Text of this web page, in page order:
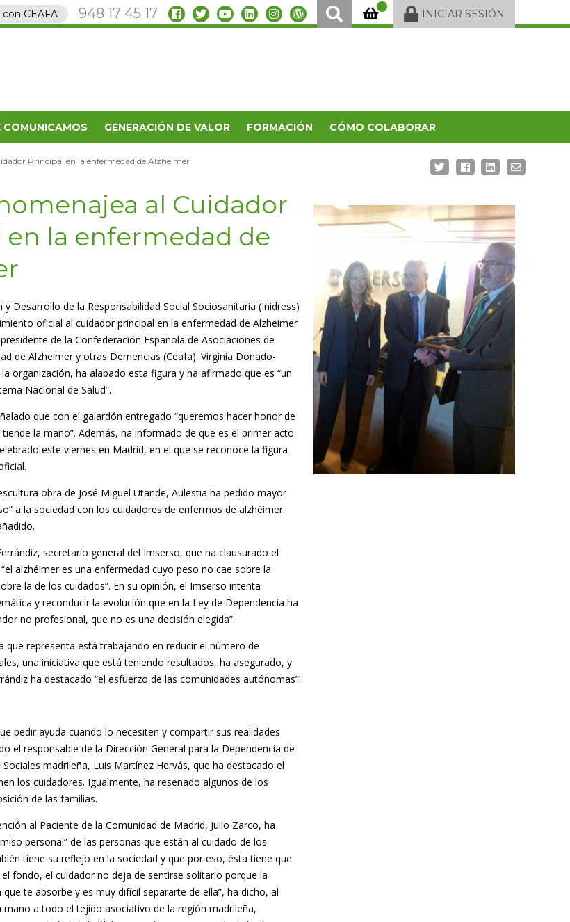
CEAFA 948 17 45 17 INICIAR SESIÓN
COMUNICAMOS GENERACIÓN DE VALOR FORMACIÓN CÓMO COLABORAR
Principal en la enfermedad de Alzheimer
al Cuidador
en la enfermedad de
Desarrollo de la Responsabilidad Social Sociosanitaria (Inidress)
oficial al cuidador principal en la enfermedad de Alzheimer
de la Confederación Española de Asociaciones de
de Alzheimer y otras Demencias (Ceafa). Virginia Donado-
organización, ha alabado esta figura y ha afirmado que es “un
Nacional de Salud”.
que con el galardón entregado “queremos hacer honor de
la mano”. Además, ha informado de que es el primer acto
este viernes en Madrid, en el que se reconoce la figura
obra de José Miguel Utande, Aulestia ha pedido mayor
a la sociedad con los cuidadores de enfermos de alzhéimer.
secretario general del Imserso, que ha clausurado el
alzhéimer es una enfermedad cuyo peso no cae sobre la
la de los cuidados”. En su opinión, el Imserso intenta
y reconducir la evolución que en la Ley de Dependencia ha
no profesional, que no es una decisión elegida”.
que representa está trabajando en reducir el número de
una iniciativa que está teniendo resultados, ha asegurado, y
ha destacado “el esfuerzo de las comunidades autónomas”.
pedir ayuda cuando lo necesiten y compartir sus realidades
el responsable de la Dirección General para la Dependencia de
madrileña, Luis Martínez Hervás, que ha destacado el
los cuidadores. Igualmente, ha reseñado algunos de los
de las familias.
al Paciente de la Comunidad de Madrid, Julio Zarco, ha
personal” de las personas que están al cuidado de los
tiene su reflejo en la sociedad y que por eso, ésta tiene que
el fondo, el cuidador no deja de sentirse solitario porque la
te absorbe y es muy difícil separarte de ella”, ha dicho, al
a todo el tejido asociativo de la región madrileña,